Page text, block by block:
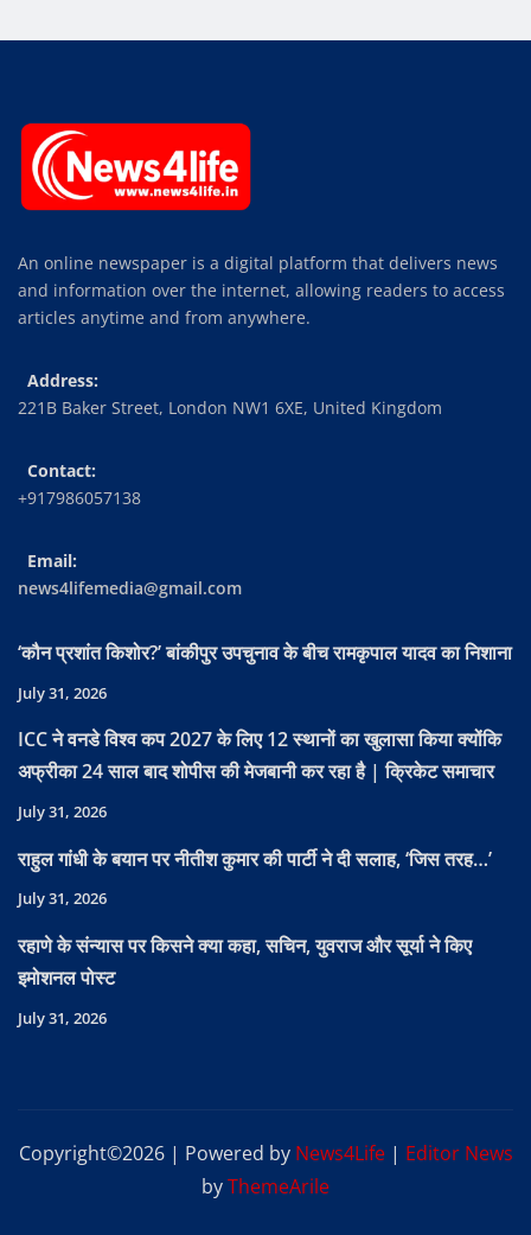
An online newspaper is a digital platform that delivers news
and information over the internet, allowing readers to access
articles anytime and from anywhere.
Address:
221B Baker Street, London NW1 6XE, United Kingdom
Contact:
+917986057138
Email:
news4lifemedia@gmail.com
‘कौन प्रशांत किशोर?’ बांकीपुर उपचुनाव के बीच रामकृपाल यादव का निशाना
July 31, 2026
ICC ने वनडे विश्व कप 2027 के लिए 12 स्थानों का खुलासा किया क्योंकि
अफ्रीका 24 साल बाद शोपीस की मेजबानी कर रहा है | क्रिकेट समाचार
July 31, 2026
राहुल गांधी के बयान पर नीतीश कुमार की पार्टी ने दी सलाह, ‘जिस तरह…’
July 31, 2026
रहाणे के संन्यास पर किसने क्या कहा, सचिन, युवराज और सूर्या ने किए
इमोशनल पोस्ट
July 31, 2026
Copyright©2026 | Powered by News4Life | Editor News
byThemeArile